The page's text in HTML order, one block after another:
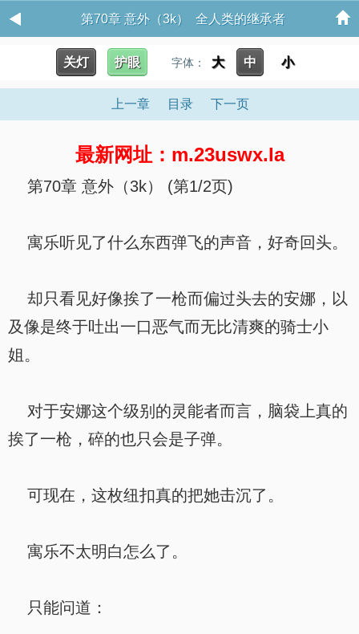
第70章 意外（3k） 全人类的继承者
关灯 护眼 字体： 大 中 小
上一章 目录 下一页
最新网址：m.23uswx.la
第70章 意外（3k） (第1/2页)
寓乐听见了什么东西弹飞的声音，好奇回头。
却只看见好像挨了一枪而偏过头去的安娜，以
及像是终于吐出一口恶气而无比清爽的骑士小
姐。
对于安娜这个级别的灵能者而言，脑袋上真的
挨了一枪，碎的也只会是子弹。
可现在，这枚纽扣真的把她击沉了。
寓乐不太明白怎么了。
只能问道：